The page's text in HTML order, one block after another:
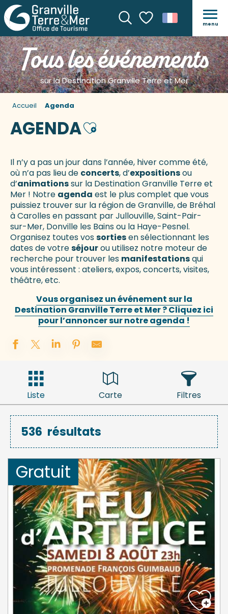
Recherche
Voir les favoris
menu
Tous les événements
sur la Destination Granville Terre et Mer
Accueil Agenda
AGENDAAjouter aux favoris
Il n’y a pas un jour dans l’année, hiver comme été,
où n’a pas lieu de concerts, d’expositionsou
d’animationssur la Destination Granville Terre et
Mer ! Notre agenda est le plus complet que vous
puissiez trouver sur la région de Granville, de Bréhal
à Carolles en passant par Jullouville, Saint-Pair-
sur-Mer, Donville les Bains ou la Haye-Pesnel.
Organisez toutes vossortiesen sélectionnant les
dates de votreséjourou utilisez notre moteur de
recherche pour trouver les manifestationsqui
vous intéressent : ateliers, expos, concerts, visites,
théâtre, etc.
Vous organisez un événement sur la
Destination Granville Terre et Mer ? Cliquez ici
pour l’annoncer sur notre agenda !
Liste Carte Filtres
536 résultats
Gratuit